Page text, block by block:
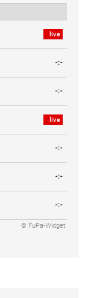
live
-:-
-:-
live
-:-
-:-
-:-
© FuPa-Widget